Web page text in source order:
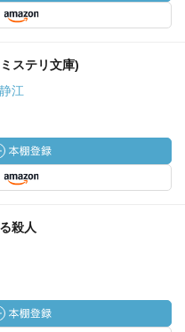
ステリ文庫)
江
殺人